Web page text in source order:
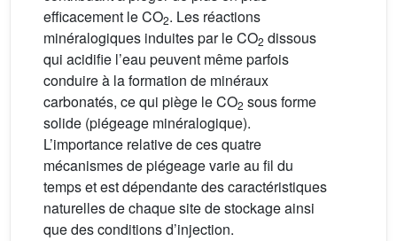
efficacement le CO2. Les réactions
minéralogiques induites par le CO2 dissous
qui acidifie l’eau peuvent même parfois
conduire à la formation de minéraux
carbonatés, ce qui piège le CO2 sous forme
solide (piégeage minéralogique).
L’importance relative de ces quatre
mécanismes de piégeage varie au fil du
temps et est dépendante des caractéristiques
naturelles de chaque site de stockage ainsi
que des conditions d’injection.